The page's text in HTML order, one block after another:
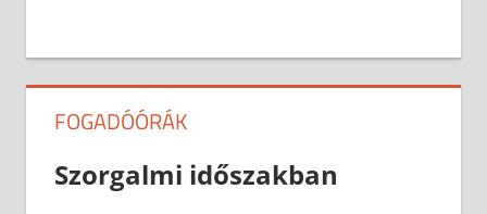
FOGADÓÓRÁK
Szorgalmi időszakban